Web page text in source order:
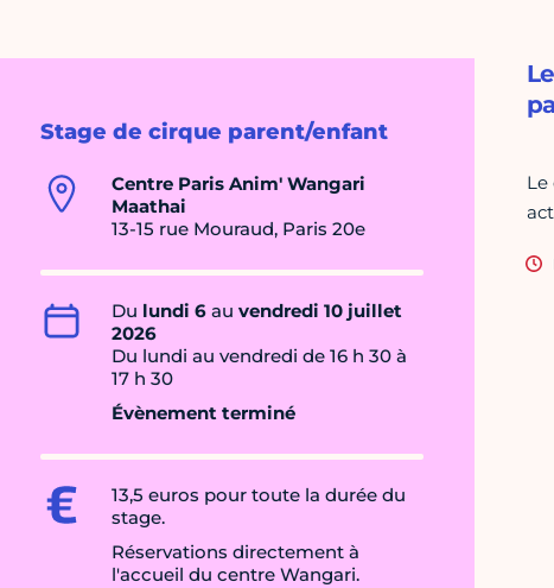
Stage de cirque parent/enfant
Centre Paris Anim' Wangari
Maathai
13-15 rue Mouraud, Paris 20e
Du lundi 6 au vendredi 10 juillet
2026
Du lundi au vendredi de 16 h 30 à
17 h 30
Évènement terminé
13,5 euros pour toute la durée du
stage.
Réservations directement à
l'accueil du centre Wangari.
Le